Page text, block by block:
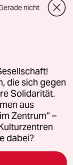
für Genehmigungen
Richtlinien
AGB
(Ads)
nicht
die sich gegen
Solidarität.
aus
Zentrum“ –
dabei?